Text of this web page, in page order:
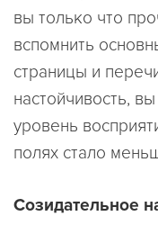
вы только что
вспомнить
страницы и
настойчивость,
уровень
полях стало
Созидательное